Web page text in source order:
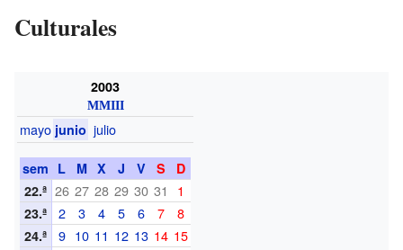
Culturales
2003
MMIII
mayo junio julio
sem L M X J V S
D
22.ª 26 27 28 29 30 31 1
23.ª 2 3 4 5 6 7 8
24.ª 9 10 11 12 13 14 15